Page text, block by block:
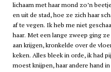
lichaam met haar mond zo’n
en uit de stad, hoe ze zich haar
af te vegen. Ik heb me niet
haar. Met een lange zweep ging
aan krijgen, kronkelde over de
keken. Alles bleek in orde, ik had
moest knijpen, haar andere hand